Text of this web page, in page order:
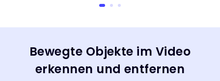
Bewegte Objekte im Video
erkennen und entfernen